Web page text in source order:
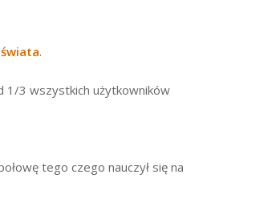
.
1/3 wszystkich użytkowników
tego czego nauczył się na